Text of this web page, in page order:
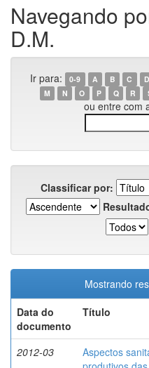
Navegando
D.M.
Ir para: 0-9 A B C D
M
N O P Q R
ou entre com
Classificar por:
Mostrando
Data do
documento
Título
2012-03
Aspectos